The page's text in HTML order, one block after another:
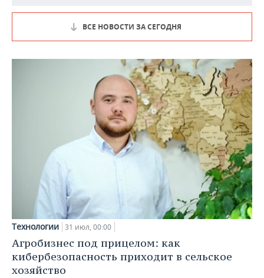
ВСЕ НОВОСТИ ЗА СЕГОДНЯ
Технологии 31 июл, 00:00
Агробизнес под прицелом: как
кибербезопасность приходит в сельское
хозяйство